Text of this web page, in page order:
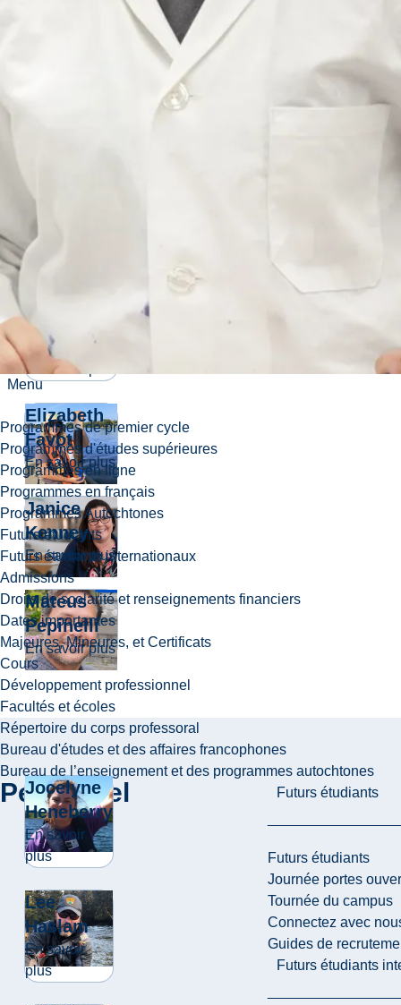
Menu
Programmes de premier cycle
Programmes d'études supérieures
Programmes en ligne
Programmes en français
Programmes Autochtones
Futurs étudiants
Futurs étudiants internationaux
Admissions
Droits de scolarité et renseignements financiers
Dates importantes
Majeures, Mineures, et Certificats
Cours
Développement professionnel
Facultés et écoles
Répertoire du corps professoral
Bureau d'études et des affaires francophones
Bureau de l’enseignement et des programmes autochtones
Futurs étudiants
Futurs étudiants
Journée portes
Tournée du campus
Connectez avec
Guides de
Futurs étudiants
about Tom Johnston
Jacqueline
En savoir plus
Chantal
Sarrazin-
Delay
En savoir plus
Elizabeth
Favot
En savoir plusabout Elizabeth Favot
Janice
Kenney
En savoir plusabout Janice Kenney
Mateus
Pepinelli
En savoir plusabout Mateus Pepinelli
Personnel
Jocelyne
Heneberry
En savoir
plusabout Jocelyne Heneberry
Lee
Haslam
En savoir
plusabout Lee Haslam